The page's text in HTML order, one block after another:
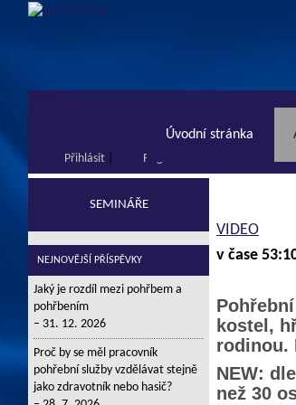
Úvodní stránka
Přihlásit Registrace
VIDEO
v čase
kostel,
rodinou.
NEW:
než 30
SEMINÁŘE
NEJNOVĚJŠÍ PŘÍSPĚVKY
Jaký je rozdíl mezi pohřbem a
pohřbením
31. 12. 2026
Proč by se měl pracovník
pohřební služby vzdělávat stejně
jako zdravotník nebo hasič?